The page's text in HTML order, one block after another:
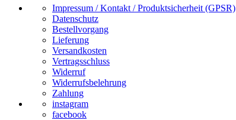
Impressum / Kontakt / Produktsicherheit (GPSR)
Datenschutz
Bestellvorgang
Lieferung
Versandkosten
Vertragsschluss
Widerruf
Widerrufsbelehrung
Zahlung
instagram
facebook